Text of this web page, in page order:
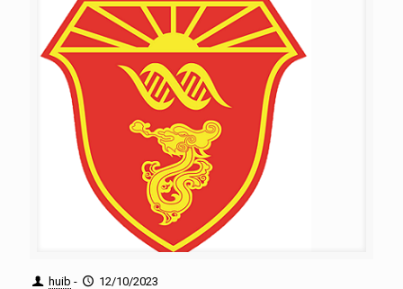
huib -
12/10/2023